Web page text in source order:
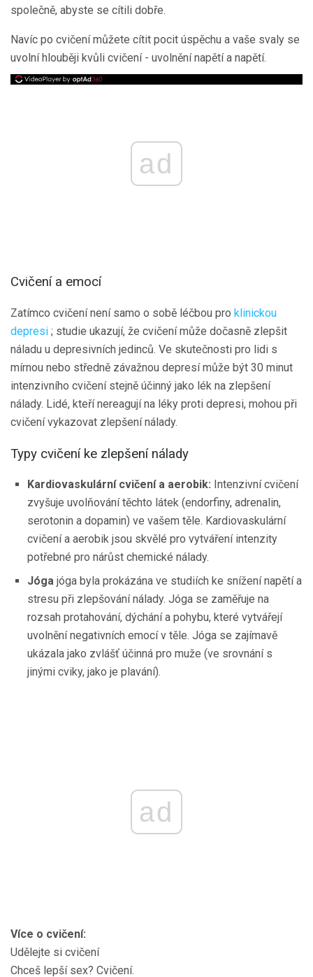
společně, abyste se cítili dobře.
Navíc po cvičení můžete cítit pocit úspěchu a vaše svaly se
uvolní hlouběji kvůli cvičení - uvolnění napětí a napětí.
ad
Cvičení a emocí
Zatímco cvičení není samo o sobě léčbou pro klinickou
depresi ; studie ukazují, že cvičení může dočasně zlepšit
náladu u depresivních jedinců. Ve skutečnosti pro lidi s
mírnou nebo středně závažnou depresí může být 30 minut
intenzivního cvičení stejně účinný jako lék na zlepšení
nálady. Lidé, kteří nereagují na léky proti depresi, mohou při
cvičení vykazovat zlepšení nálady.
Typy cvičení ke zlepšení nálady
Kardiovaskulární cvičení a aerobik: Intenzivní cvičení
zvyšuje uvolňování těchto látek (endorfiny, adrenalin,
serotonin a dopamin) ve vašem těle. Kardiovaskulární
cvičení a aerobik jsou skvělé pro vytváření intenzity
potřebné pro nárůst chemické nálady.
Jóga jóga byla prokázána ve studiích ke snížení napětí a
stresu při zlepšování nálady. Jóga se zaměřuje na
rozsah protahování, dýchání a pohybu, které vytvářejí
uvolnění negativních emocí v těle. Jóga se zajímavě
ukázala jako zvlášť účinná pro muže (ve srovnání s
jinými cviky, jako je plavání).
ad
Více o cvičení:
Udělejte si cvičení
Chceš lepší sex? Cvičení.